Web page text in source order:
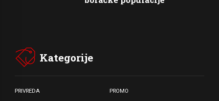
Kategorije
PRIVREDA PROMO